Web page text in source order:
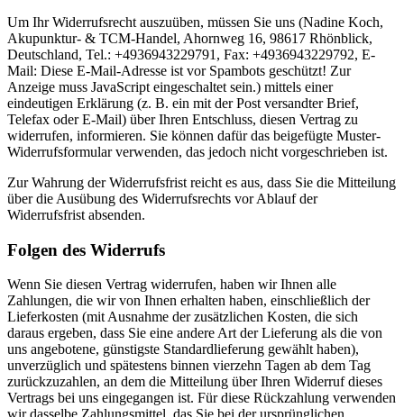
Um Ihr Widerrufsrecht auszuüben, müssen Sie uns (Nadine Koch,
Akupunktur- & TCM-Handel, Ahornweg 16, 98617 Rhönblick,
Deutschland, Tel.: +4936943229791, Fax: +4936943229792, E-
Mail: Diese E-Mail-Adresse ist vor Spambots geschützt! Zur
Anzeige muss JavaScript eingeschaltet sein.) mittels einer
eindeutigen Erklärung (z. B. ein mit der Post versandter Brief,
Telefax oder E-Mail) über Ihren Entschluss, diesen Vertrag zu
widerrufen, informieren. Sie können dafür das beigefügte Muster-
Widerrufsformular verwenden, das jedoch nicht vorgeschrieben ist.
Zur Wahrung der Widerrufsfrist reicht es aus, dass Sie die Mitteilung
über die Ausübung des Widerrufsrechts vor Ablauf der
Widerrufsfrist absenden.
Folgen des Widerrufs
Wenn Sie diesen Vertrag widerrufen, haben wir Ihnen alle
Zahlungen, die wir von Ihnen erhalten haben, einschließlich der
Lieferkosten (mit Ausnahme der zusätzlichen Kosten, die sich
daraus ergeben, dass Sie eine andere Art der Lieferung als die von
uns angebotene, günstigste Standardlieferung gewählt haben),
unverzüglich und spätestens binnen vierzehn Tagen ab dem Tag
zurückzuzahlen, an dem die Mitteilung über Ihren Widerruf dieses
Vertrags bei uns eingegangen ist. Für diese Rückzahlung verwenden